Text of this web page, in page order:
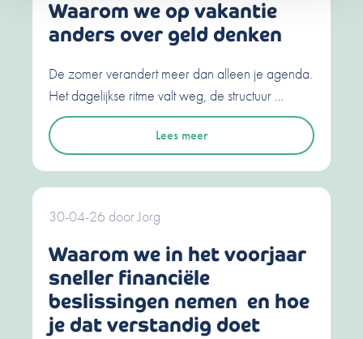
Waarom we op vakantie
anders over geld denken
De zomer verandert meer dan alleen je agenda.
Het dagelijkse ritme valt weg, de structuur …
Lees meer
30-04-26 doorJorg
Waarom we in het voorjaar
sneller financiële
beslissingen nemen en hoe
je dat verstandig doet